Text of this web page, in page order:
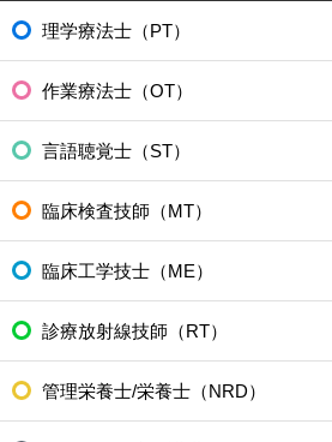
理学療法士（PT）
作業療法士（OT）
言語聴覚士（ST）
臨床検査技師（MT）
臨床工学技士（ME）
診療放射線技師（RT）
管理栄養士/栄養士（NRD）